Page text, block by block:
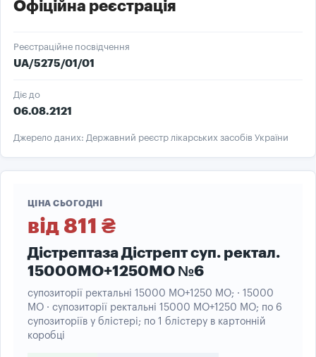
Офіційна реєстрація
Реєстраційне посвідчення
UA/5275/01/01
Діє до
06.08.2121
Джерело даних: Державний реєстр лікарських засобів України
ЦІНА СЬОГОДНІ
від 811 ₴
Дістрептаза Дістрепт суп. ректал.
15000МО+1250МО №6
супозиторії ректальні 15000 МО+1250 МО; · 15000
МО · супозиторії ректальні 15000 МО+1250 МО; по 6
супозиторіїв у блістері; по 1 блістеру в картонній
коробці